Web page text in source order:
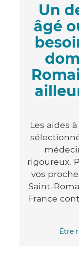
Un
âgé
Les aides
rigoureux.
vos
Saint-
France
Être